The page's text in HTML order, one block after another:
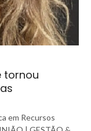
tornou
em Recursos